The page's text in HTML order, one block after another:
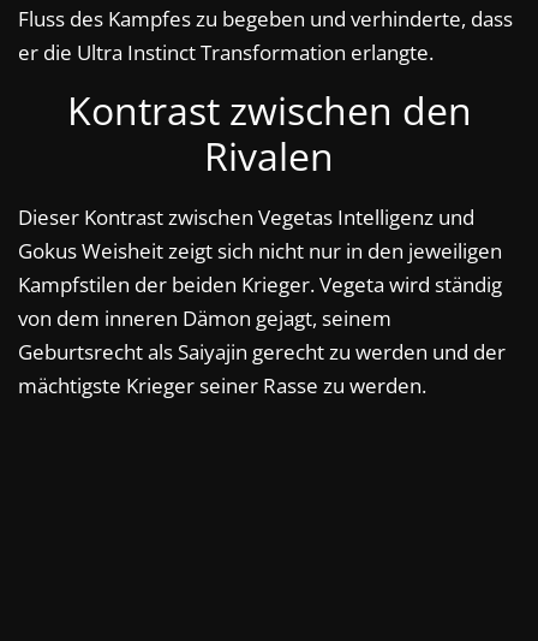
Fluss des Kampfes zu begeben und verhinderte, dass
er die Ultra Instinct Transformation erlangte.
Kontrast zwischen den
Rivalen
Dieser Kontrast zwischen Vegetas Intelligenz und
Gokus Weisheit zeigt sich nicht nur in den jeweiligen
Kampfstilen der beiden Krieger. Vegeta wird ständig
von dem inneren Dämon gejagt, seinem
Geburtsrecht als Saiyajin gerecht zu werden und der
mächtigste Krieger seiner Rasse zu werden.